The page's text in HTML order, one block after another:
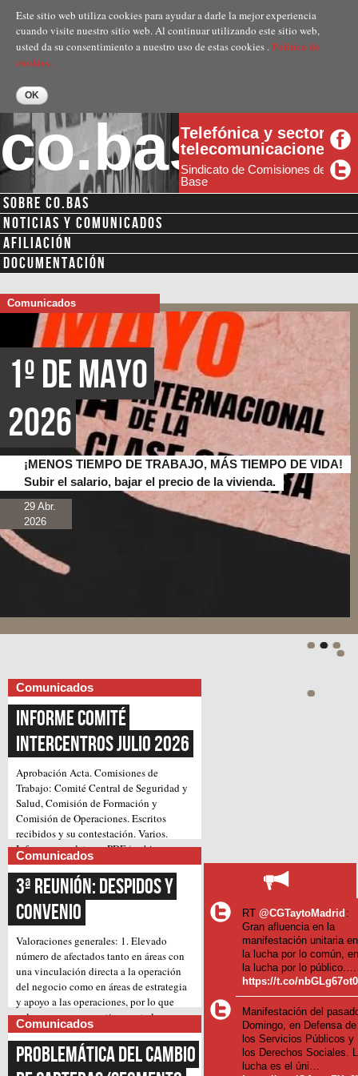
contenido
principal
Este sitio web utiliza cookies para ayudar a darle la mejor experiencia
cuando visite nuestro sitio web. Al continuar utilizando este sitio web,
usted da su consentimiento a nuestro uso de estas cookies .Politica de
cookies.
co.basTelefónica y sector
telecomunicaciones
Sindicato de Comisiones de
Base
SOBRE CO.BAS
NOTICIAS Y COMUNICADOS
AFILIACIÓN
DOCUMENTACIÓN
Comunicados
1º de Mayo
2026
¡MENOS TIEMPO DE TRABAJO, MÁS TIEMPO DE VIDA!
Subir el salario, bajar el precio de la vivienda.
29 Abr.
2026
Comunicados
Informe Comité
Intercentros Julio 2026
Aprobación Acta.Comisiones de
Trabajo: Comité Central de Seguridad y
Salud, Comisión de Formación y
Comisión de Operaciones.Escritos
recibidos y su contestación.Varios.
Informe completo en PDF (archivo
adjunto)(Continúa)
Comunicados
3ª Reunión: Despidos y
Convenio
Valoraciones generales: 1. Elevado
número de afectados tanto en áreas con
una vinculación directa a la operación
del negocio como en áreas de estrategia
y apoyo a las operaciones, por lo que
valoramos muy negativamente la
pretensión inicial de llevar a cabo, pues
suponen un gran impacto en el trabajo
diario.2. Amenaza de despidos forzosos,
Comunicados
Problemática del cambio
RT@CGTaytoMadrid :
Gran afluencia en la
manifestación unitaria en
la lucha por lo común,
la lucha por lo público.…
https://t.co/nbGLg67ot0
Manifestación del
Domingo, en Defensa de
los Servicios Públicos y
los Derechos Sociales.
lucha es el úni…